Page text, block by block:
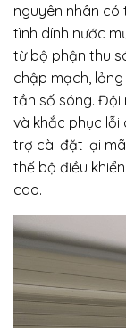
nguyên nhân có
tình dính nước
từ bộ phận thu
chập mạch,
tần số sóng. Đội
và khắc phục lỗi
trợ cài đặt lại
thế bộ điều
cao.